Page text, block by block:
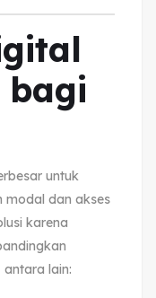
bagi
untuk
modal dan akses
karena
lain: